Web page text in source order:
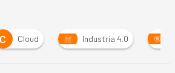
Cloud Industria 4.0